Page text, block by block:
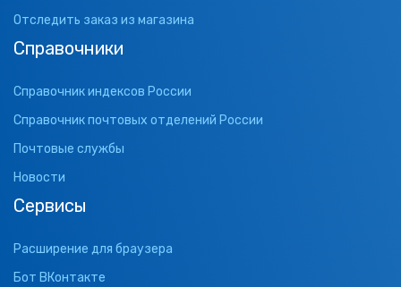
Отследить заказ из магазина
Справочники
Справочник индексов России
Справочник почтовых отделений России
Почтовые службы
Новости
Сервисы
Расширение для браузера
Бот ВКонтакте